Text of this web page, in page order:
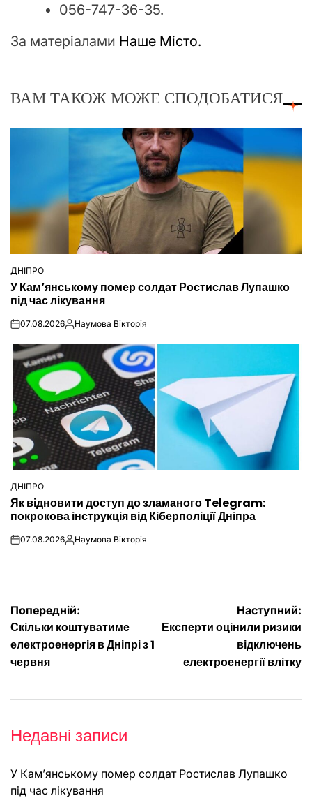
056-747-36-35.
За матеріалами Наше Місто.
ВАМ ТАКОЖ МОЖЕ СПОДОБАТИСЯ
ОПУБЛІКУВАТИ
У
ДНІПРО
У Кам’янському помер солдат Ростислав Лупашко
під час лікування
on07.08.2026Опубліковано
Наумова Вікторія
ОПУБЛІКУВАТИ
У
ДНІПРО
Як відновити доступ до зламаного Telegram:
покрокова інструкція від Кіберполіції Дніпра
on07.08.2026Опубліковано
Наумова Вікторія
Навігація
записів
Попередній:
Скільки коштуватиме
електроенергія в Дніпрі з 1
червня
Наступний:
Експерти оцінили ризики
відключень
електроенергії влітку
Недавні записи
У Кам’янському помер солдат Ростислав Лупашко
під час лікування